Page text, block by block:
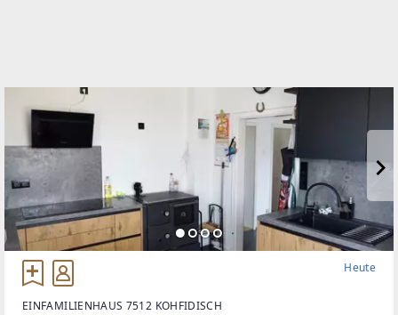
Heute
EINFAMILIENHAUS 7512 KOHFIDISCH